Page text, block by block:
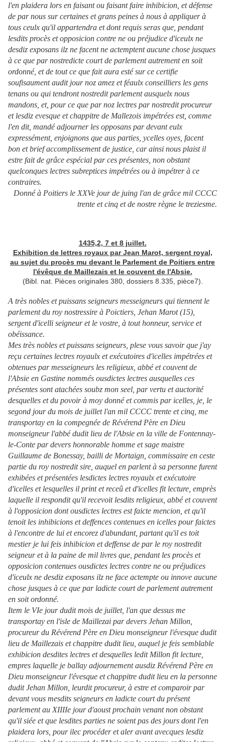
l'en plaidera lors en faisant ou faisant faire inhibicion, et défense
de par nous sur certaines et grans peines à nous à appliquer à
tous ceulx qu'il appartendra et dont requis seras que, pendant
lesdits procès et opposicion contre ne ou préjudice d'iceulx ne
desdiz exposans ilz ne facent ne actemptent aucune chose jusques
à ce que par nostredicte court de parlement autrement en soit
ordonné, et de tout ce que fait aura esté sur ce certifie
soufisaument audit jour noz amez et féaulx conseilliers les gens
tenans ou qui tendront nostredit parlement ausquelx nous
mandons, et, pour ce que par noz lectres par nostredit procureur
et lesdiz evesque et chappitre de Mallezois impétrées est, comme
l'en dit, mandé adjourner les opposans par devant eulx
expressément, enjoignons que aus parties, ycelles oyes, facent
bon et brief accomplissement de justice, car ainsi nous plaist il
estre fait de grâce espécial par ces présentes, non obstant
quelconques lectres subreptices impétrées ou à impétrer à ce
contraires.
Donné à Poitiers le XXVe jour de juing l'an de grâce mil CCCC
trente et cinq et de nostre règne le treziesme.
1435,2, 7 et 8 juillet.
Exhibition de lettres royaux par Jean Marot, sergent royal,
au sujet du procès mu devant le Parlement de Poitiers entre
l'évêque de Maillezais et le couvent de l'Absie.
(Bibl. nat. Pièces originales 380, dossiers 8.335, pièce7).
A très nobles et puissans seigneurs messeigneurs qui tiennent le
parlement du roy nostressire à Poictiers, Jehan Marot (15),
sergent d'icelli seigneur et le vostre, à tout honneur, service et
obéissance.
Mes très nobles et puissans seigneurs, plese vous savoir que j'ay
reçu certaines lectres royaulx et exécutoires d'icelles impétrées et
obtenues par messeigneurs les religieux, abbé et couvent de
l'Absie en Gastine nommés ousdictes lectres ausquelles ces
présentes sont atachées soubz mon seel, par vertu et auctorité
desquelles et du povoir à moy donné et commis par icelles, je, le
segond jour du mois de juillet l'an mil CCCC trente et cinq, me
transportay en la compegnée de Révérend Père en Dieu
monseigneur l'abbé dudit lieu de l'Absie en la ville de Fontennay-
le-Conte par devers honnorable homme et sage maistre
Guillaume de Bonessay, bailli de Mortaign, commissaire en ceste
partie du roy nostredit sire, auquel en parlent à sa personne furent
exhibées et présentées lesdictes lectres royaulx et exécutoire
d'icelles et lesquelles il print et receû et d'icelles fit lecture, emprès
laquelle il respondit qu'il recevoit lesdits religieux, abbé et couvent
à l'opposicion dont ousdictes lectres est faicte mencion, et qu'il
tenoit les inhibicions et deffences contenues en icelles pour faictes
à l'encontre de lui et encorez d'abundant, partant qu'il es toit
mestier je lui feis inhibicion et deffense de par le roy nostredit
seigneur et à la paine de mil livres que, pendant les procès et
opposicion contenues ousdictes lectres contre ne ou préjudices
d'iceulx ne desdiz exposans ilz ne face actempte ou innove aucune
chose jusques à ce que par ladicte court de parlement autrement
en soit ordonné.
Item le VIe jour dudit mois de juillet, l'an que dessus me
transportay en l'isle de Maillezai par devers Jehan Millon,
procureur du Révérend Père en Dieu monseigneur l'évesque dudit
lieu de Maillezais et chappitre dudit lieu, auquel je feis semblable
exhibicion desdites lectres et desquelles ledit Millon fit lecture,
empres laquelle je ballay adjournement ausdiz Révérend Père en
Dieu monseigneur l'évesque et chappitre dudit lieu en la personne
dudit Jehan Millon, leurdit procureur, à estre et comparoir par
devant vous mesdits seigneurs en ladicte court du présent
parlement au XIIIIe jour d'aoust prochain venant non obstant
qu'il siée et que lesdites parties ne soient pas des jours dont l'en
plaidera lors, pour ilec procéder et aler avant avecques lesdiz